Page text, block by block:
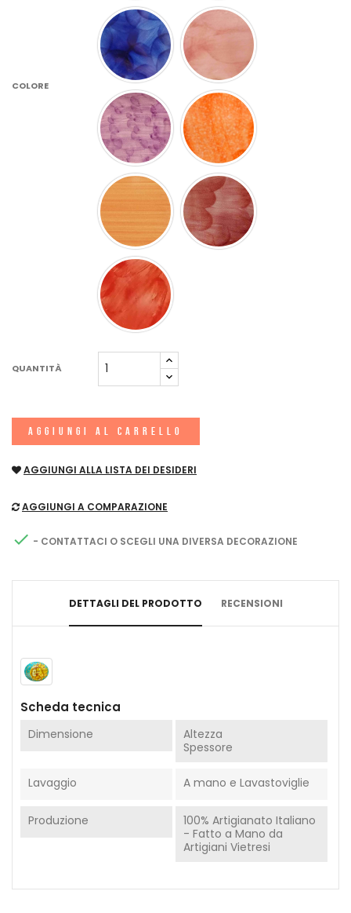
COLORE
QUANTITÀ
AGGIUNGI AL CARRELLO
AGGIUNGI ALLA LISTA DEI DESIDERI
AGGIUNGI A COMPARAZIONE
 - CONTATTACI O SCEGLI UNA DIVERSA DECORAZIONE
DETTAGLI DEL PRODOTTO RECENSIONI
Scheda tecnica
Dimensione
Altezza
Spessore
Lavaggio A mano e Lavastoviglie
Produzione
100% Artigianato Italiano
- Fatto a Mano da
Artigiani Vietresi